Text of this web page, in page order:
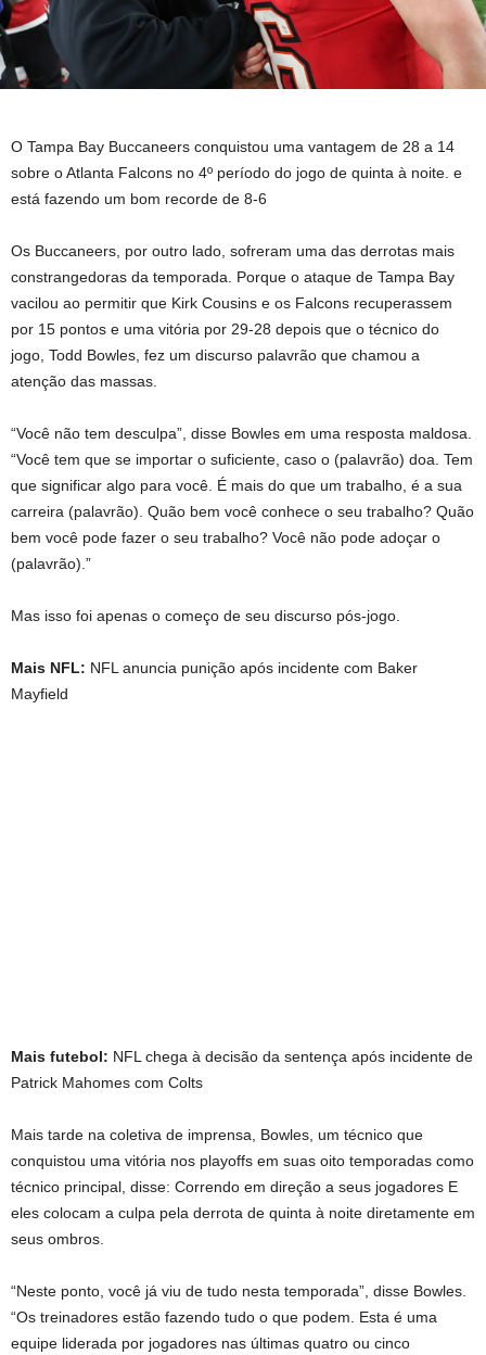
O Tampa Bay Buccaneers conquistou uma vantagem de 28 a 14
sobre o Atlanta Falcons no 4º período do jogo de quinta à noite. e
está fazendo um bom recorde de 8-6
Os Buccaneers, por outro lado, sofreram uma das derrotas mais
constrangedoras da temporada. Porque o ataque de Tampa Bay
vacilou ao permitir que Kirk Cousins ​​​​e os Falcons recuperassem
por 15 pontos e uma vitória por 29-28 depois que o técnico do
jogo, Todd Bowles, fez um discurso palavrão que chamou a
atenção das massas.
“Você não tem desculpa”, disse Bowles em uma resposta maldosa.
“Você tem que se importar o suficiente, caso o (palavrão) doa. Tem
que significar algo para você. É mais do que um trabalho, é a sua
carreira (palavrão). Quão bem você conhece o seu trabalho? Quão
bem você pode fazer o seu trabalho? Você não pode adoçar o
(palavrão).”
Mas isso foi apenas o começo de seu discurso pós-jogo.
Mais NFL: NFL anuncia punição após incidente com Baker
Mayfield
Mais futebol: NFL chega à decisão da sentença após incidente de
Patrick Mahomes com Colts
Mais tarde na coletiva de imprensa, Bowles, um técnico que
conquistou uma vitória nos playoffs em suas oito temporadas como
técnico principal, disse: Correndo em direção a seus jogadores E
eles colocam a culpa pela derrota de quinta à noite diretamente em
seus ombros.
“Neste ponto, você já viu de tudo nesta temporada”, disse Bowles.
“Os treinadores estão fazendo tudo o que podem. Esta é uma
equipe liderada por jogadores nas últimas quatro ou cinco